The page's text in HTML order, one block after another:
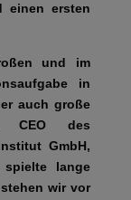
einen ersten
und im
in
auch große
CEO des
GmbH,
spielte lange
wir vor